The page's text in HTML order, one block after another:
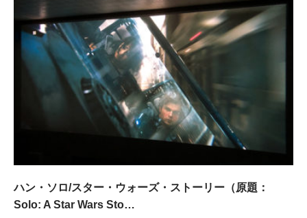
ハン・ソロ/スター・ウォーズ・ストーリー（原題：
Solo: A Star Wars Sto…